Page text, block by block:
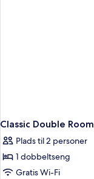
Classic Double Room
Plads til 2 personer
1 dobbeltseng
Gratis Wi-Fi